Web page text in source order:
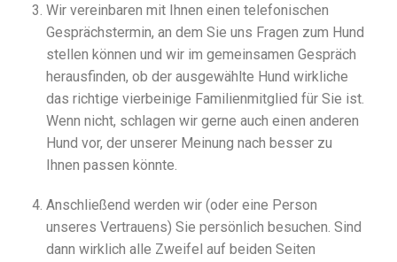
Wir vereinbaren mit Ihnen einen telefonischen
Gesprächstermin, an dem Sie uns Fragen zum Hund
stellen können und wir im gemeinsamen Gespräch
herausfinden, ob der ausgewählte Hund wirkliche
das richtige vierbeinige Familienmitglied für Sie ist.
Wenn nicht, schlagen wir gerne auch einen anderen
Hund vor, der unserer Meinung nach besser zu
Ihnen passen könnte.
Anschließend werden wir (oder eine Person
unseres Vertrauens) Sie persönlich besuchen. Sind
dann wirklich alle Zweifel auf beiden Seiten